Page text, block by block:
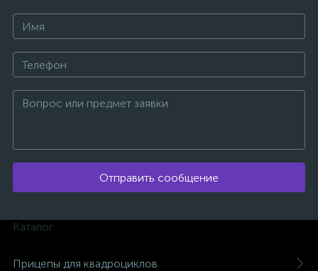
Отправить сообщение
Каталог
Прицепы для квадроциклов